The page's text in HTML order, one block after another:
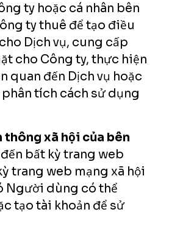
ty hoặc cá nhân bên
ty thuê để tạo điều
Dịch vụ, cung cấp
cho Công ty, thực hiện
quan đến Dịch vụ hoặc
tích cách sử dụng
thông xã hội của bên
bất kỳ trang web
trang web mạng xã hội
Người dùng có thể
tạo tài khoản để sử